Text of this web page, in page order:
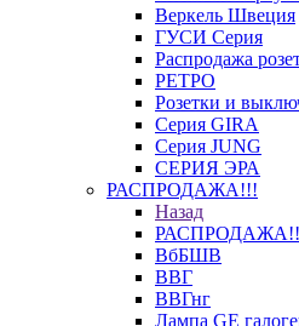
Веркель Швеция
ГУСИ Серия
Распродажа
РЕТРО
Розетки и
Серия GIRA
Серия JUNG
СЕРИЯ ЭРА
РАСПРОДАЖА!!!
Назад
ВбБШВ
ВВГ
ВВГнг
Лампа GE